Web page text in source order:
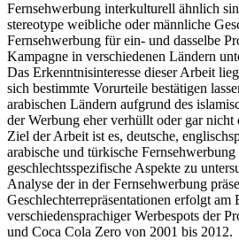
Fernsehwerbung interkulturell ähnlich
stereotype weibliche oder männliche
Fernsehwerbung für ein- und dasselbe
Kampagne in verschiedenen Ländern
Das Erkenntnisinteresse dieser Arbeit
sich bestimmte Vorurteile bestätigen
arabischen Ländern aufgrund des
der Werbung eher verhüllt oder gar nicht
Ziel der Arbeit ist es, deutsche,
arabische und türkische
geschlechtsspezifische Aspekte zu
Analyse der in der Fernsehwerbung
Geschlechterrepräsentationen erfolgt am
verschiedensprachiger Werbespots der
und Coca Cola Zero von 2001 bis 2012.